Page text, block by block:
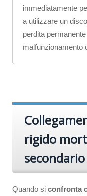
immediatamente
a utilizzare un
perdita
malfunzionamento
rigido
Quando si confronta